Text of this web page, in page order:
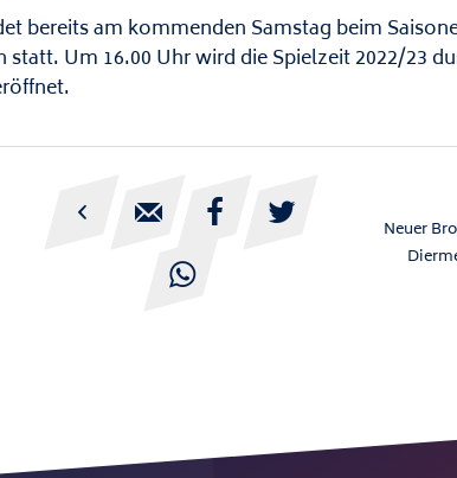
bereits am kommenden Samstag beim
statt. Um 16.00 Uhr wird die Spielzeit 2022/23
  


Neuer